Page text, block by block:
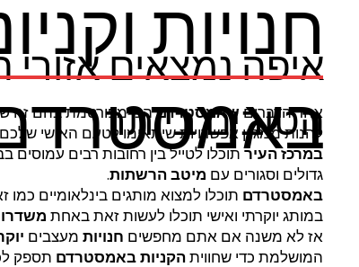
חנויות
איפה נמצאים אזורי
הטובים ביותר
אחד הדבריםשאמסטרדםהכי מפורסמת בהם זה
להנות ממגוון אפשרויות שיתאימו לטעם האישי
במרכז העירתוכלו לטייל בין רחובות רבים עמוסים
גדולים וסגורים עם מיטב הרשתות.
באמסטרדם
במותג יוקרתי ואישי תוכלו לעשות זאת באחת
אז לא משנה אם אתם מחפשים חנויות מעצבים
המושלמת כדי שחוויתהקניות באמסטרדם תספק